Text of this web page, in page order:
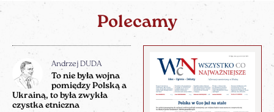
Polecamy
Andrzej DUDA
To nie była wojna
pomiędzy Polską a
Ukrainą, to była zwykła
czystka etniczna